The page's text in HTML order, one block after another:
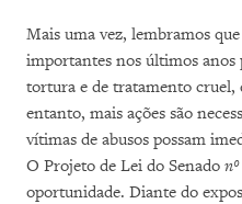
Mais uma vez, lembramos
importantes nos últimos anos
tortura e de tratamento cruel,
entanto, mais ações são
vítimas de abusos possam
O Projeto de Lei do Senado nº
oportunidade. Diante do